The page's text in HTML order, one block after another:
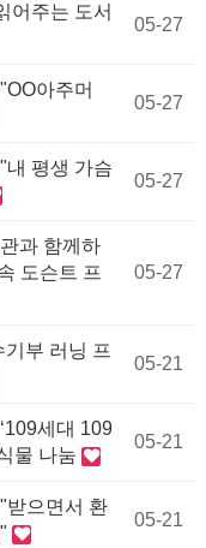
어주는 도서
05-27
아주머
05-27
내 평생 가슴
05-27
과 함께하
도슨트 프
05-27
기부 러닝 프
05-21
세대 109
물 나눔
05-21
받으면서 환
05-21